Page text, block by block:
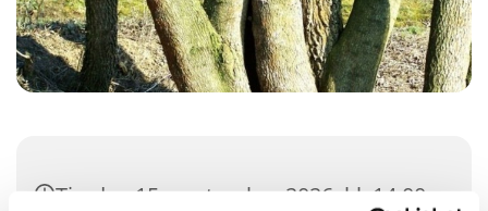
Tirsdag 15. september 2026, kl. 14:00